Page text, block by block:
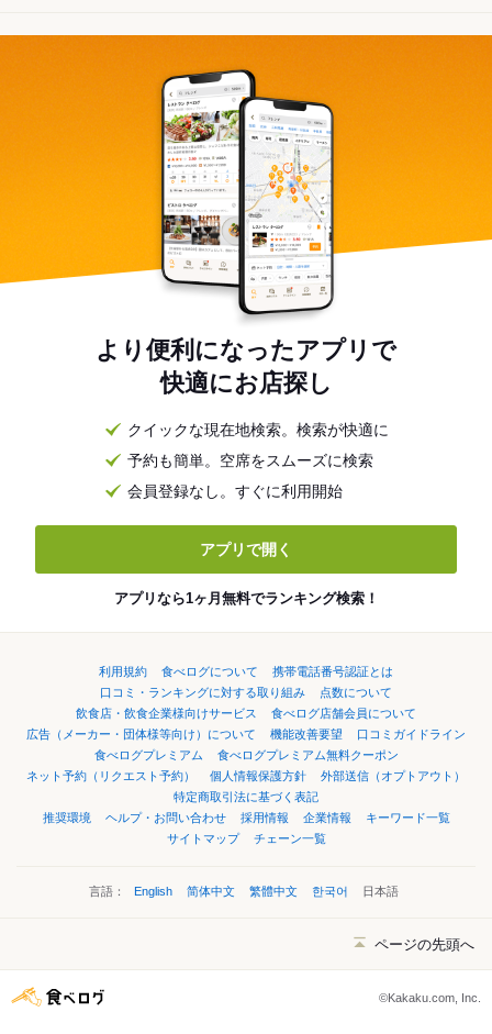
より便利になったアプリで
快適にお店探し
クイックな現在地検索。検索が快適に
予約も簡単。空席をスムーズに検索
会員登録なし。すぐに利用開始
アプリで開く
アプリなら1ヶ月無料でランキング検索！
利用規約 食べログについて
携帯電話番号認証とは
口コミ・ランキングに対する取り組み
点数について
飲食店・飲食企業様向けサービス
食べログ店舗会員について
広告（メーカー・団体様等向け）について
機能改善要望
口コミガイドライン
食べログプレミアム
食べログプレミアム無料クーポン
ネット予約（リクエスト予約）
個人情報保護方針
外部送信（オプトアウト）
特定商取引法に基づく表記
推奨環境
ヘルプ・お問い合わせ 採用情報 企業情報
キーワード一覧
サイトマップ
チェーン一覧
言語： English 简体中文 繁體中文 한국어 日本語
ページの先頭へ
©Kakaku.com, Inc.